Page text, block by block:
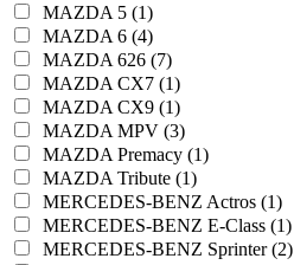
MAZDA 5 (1)
MAZDA 6 (4)
MAZDA 626 (7)
MAZDA CX7 (1)
MAZDA CX9 (1)
MAZDA MPV (3)
MAZDA Premacy (1)
MAZDA Tribute (1)
MERCEDES-BENZ Actros (1)
MERCEDES-BENZ E-Class (1)
MERCEDES-BENZ Sprinter (2)